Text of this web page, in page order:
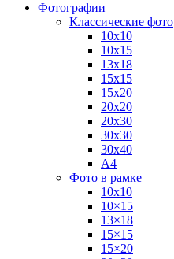
Фотографии
Классические фото
10х10
10х15
13х18
15х15
15х20
20х20
20х30
30х30
30х40
А4
Фото в рамке
10х10
10×15
13×18
15×15
15×20